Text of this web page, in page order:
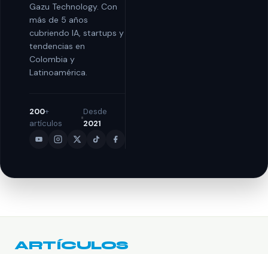
Gazu Technology. Con
más de 5 años
cubriendo IA, startups y
tendencias en
Colombia y
Latinoamérica.
200+
artículos
Desde
2021
ARTÍCULOS